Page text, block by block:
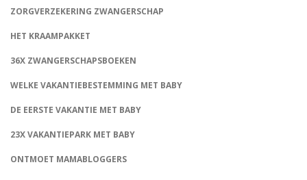
ZORGVERZEKERING ZWANGERSCHAP
HET KRAAMPAKKET
36X ZWANGERSCHAPSBOEKEN
WELKE VAKANTIEBESTEMMING MET BABY
DE EERSTE VAKANTIE MET BABY
23X VAKANTIEPARK MET BABY
ONTMOET MAMABLOGGERS